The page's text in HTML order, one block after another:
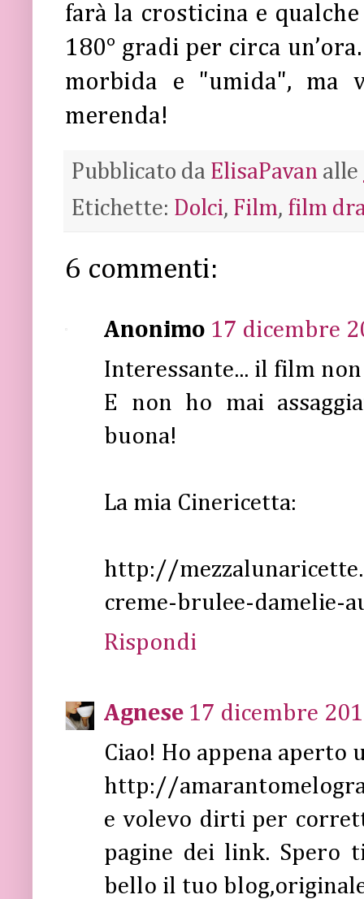
farà la crosticina e
180° gradi per circa
morbida e "umida", ma
merenda!
Pubblicato da ElisaPavan alle
Etichette: Dolci, Film, film
6 commenti:
Anonimo 17 dicembre
Interessante... il film
E non ho mai
buona!
La mia Cinericetta:
http://
creme-brulee-damelie-
Rispondi
Agnese 17 dicembre
Ciao! Ho appena aperto
http://
e volevo dirti per
pagine dei link. Spero
bello il tuo